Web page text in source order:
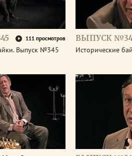
111 просмотров
Выпуск №345
ВЫПУСК
Исторические